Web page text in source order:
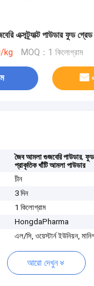
এক্সট্র্যাক্ট পাউডার ফুড গ্রেড
kg MOQ：1 কিলোগ্রাম
জৈব আমলা গুজবেরি পাউডার,ফুড
প্রাকৃতিক খাঁটি আমলা পাউডার
চীন
3 দিন
1 কিলোগ্রাম
HongdaPharma
এল/সি, ওয়েস্টার্ন ইউনিয়ন,
আরো দেখুন